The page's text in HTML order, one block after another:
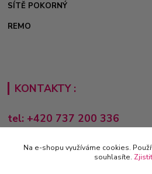
SÍTĚ POKORNÝ
REMO
KONTAKTY :
tel: +420 737 200 336
Pondělí-Pátek: 8 - 17 hodin
obchod@e-sporting.cz
Na e-shopu využíváme cookies.
souhlasíte.